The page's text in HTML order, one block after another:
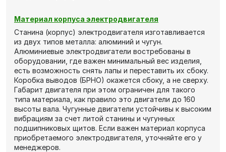
Материал корпуса электродвигателя
Станина (корпус) электродвигателя изготавливается
из двух типов металла: алюминий и чугун.
Алюминиевые электродвигатели востребованы в
оборудовании, где важен минимальный вес изделия,
есть возможность снять лапы и переставить их сбоку.
Коробка выводов (БРНО) окажется сбоку, а не сверху.
Габарит двигателя при этом ограничен для такого
типа материала, как правило это двигатели до 160
высоты вала. Чугунные двигатели устойчивы к высоким
вибрациям за счет литой станины и чугунных
подшипниковых щитов. Если важен материал корпуса
приобретаемого электродвигателя, уточняйте его у
менеджеров.